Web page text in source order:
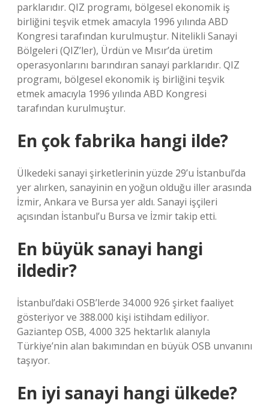
parklarıdır. QIZ programı, bölgesel ekonomik iş
birliğini teşvik etmek amacıyla 1996 yılında ABD
Kongresi tarafından kurulmuştur. Nitelikli Sanayi
Bölgeleri (QIZ’ler), Ürdün ve Mısır’da üretim
operasyonlarını barındıran sanayi parklarıdır. QIZ
programı, bölgesel ekonomik iş birliğini teşvik
etmek amacıyla 1996 yılında ABD Kongresi
tarafından kurulmuştur.
En çok fabrika hangi ilde?
Ülkedeki sanayi şirketlerinin yüzde 29’u İstanbul’da
yer alırken, sanayinin en yoğun olduğu iller arasında
İzmir, Ankara ve Bursa yer aldı. Sanayi işçileri
açısından İstanbul’u Bursa ve İzmir takip etti.
En büyük sanayi hangi
ildedir?
İstanbul’daki OSB’lerde 34.000 926 şirket faaliyet
gösteriyor ve 388.000 kişi istihdam ediliyor.
Gaziantep OSB, 4.000 325 hektarlık alanıyla
Türkiye’nin alan bakımından en büyük OSB unvanını
taşıyor.
En iyi sanayi hangi ülkede?